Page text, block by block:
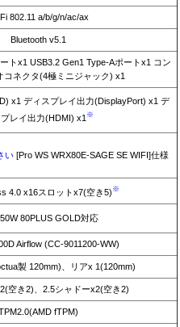
802.11 a/b/g/n/ac/ax
Bluetooth v5.1
トx1 USB3.2 Gen1 Type-Aポートx1 コン
コネクタ(4極ミニジャック) x1
x1 ディスプレイ出力(DisplayPort) x1 デ
プレイ出力(HDMI) x1 ※
い [Pro WS WRX80E-SAGE SE WIFI]仕様
4.0 x16スロットx7(空き5) ※
80PLUS GOLD対応
Airflow (CC-9011200-WW)
製 120mm)、リアx 1(120mm)
空き2)、2.5シャドーx2(空き2)
fTPM)